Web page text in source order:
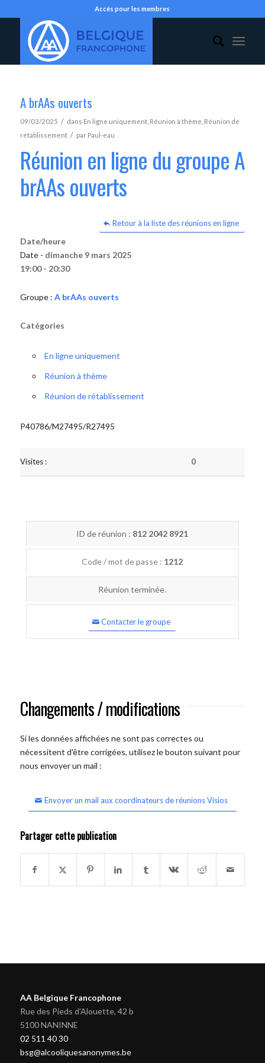
Accès pour les membres
A brAAs ouverts
09/03/2025 / dans En ligne uniquement, Réunion à thème Réunion de
rétablissement / par Paul-eau
Réunion en ligne du groupe A
brAAs ouverts
Retour à la liste des réunions en ligne
Date/heure
Date - dimanche 9 mars 2025
19:00 - 20:30
Groupe : A brAAs ouverts
Catégories
En ligne uniquement
Réunion à thème
Réunion de rétablissement
P40786/M27495/R27495
Visites : 0
ID de réunion : 812 2042 8921
Code / mot de passe : 1212
Réunion terminée.
Contacter le groupe
Changements / modifications
Si les données affichées ne sont pas correctes ou
nécessitent d'être corrigées, utilisez le bouton suivant pour
nous envoyer un mail :
Envoyer un mail aux coordinateurs de réunions Visios
Partager cette publication
AA Belgique Francophone
Rue des Pieds d'Alouette, 42 b
5100 NANINNE
02 511 40 30
bsg@alcooliquesanonymes.be